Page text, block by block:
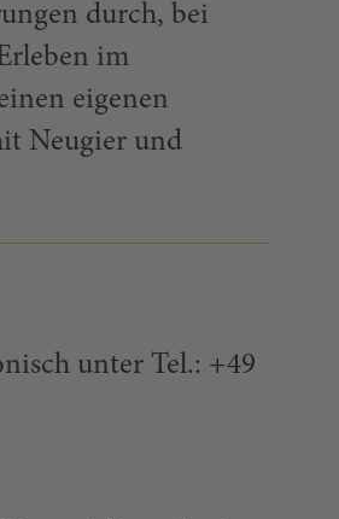
durch, bei
im
eigenen
Neugier und
unter Tel.: +49